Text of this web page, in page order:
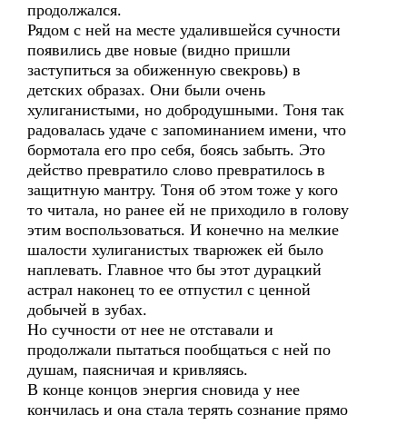
продолжался.
Рядом с ней на месте удалившейся сучности
появились две новые (видно пришли
заступиться за обиженную свекровь) в
детских образах. Они были очень
хулиганистыми, но добродушными. Тоня так
радовалась удаче с запоминанием имени, что
бормотала его про себя, боясь забыть. Это
действо превратило слово превратилось в
защитную мантру. Тоня об этом тоже у кого
то читала, но ранее ей не приходило в голову
этим воспользоваться. И конечно на мелкие
шалости хулиганистых тварюжек ей было
наплевать. Главное что бы этот дурацкий
астрал наконец то ее отпустил с ценной
добычей в зубах.
Но сучности от нее не отставали и
продолжали пытаться пообщаться с ней по
душам, паясничая и кривляясь.
В конце концов энергия сновида у нее
кончилась и она стала терять сознание прямо